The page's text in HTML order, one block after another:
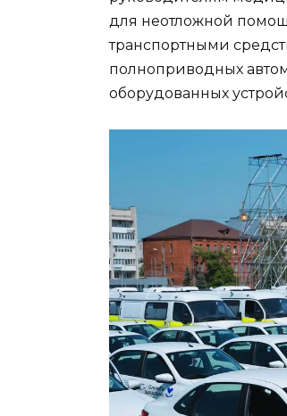
для неотложной
транспортными
полноприводных
оборудованных